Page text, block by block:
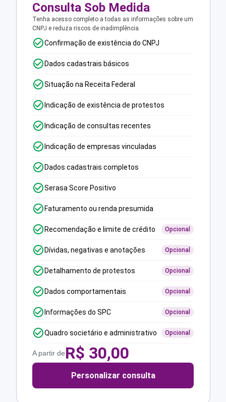
Consulta Sob Medida
Tenha acesso completo a todas as informações sobre um
CNPJ e reduza riscos de inadimplência.
Confirmação de existência do CNPJ
Dados cadastrais básicos
Situação na Receita Federal
Indicação de existência de protestos
Indicação de consultas recentes
Indicação de empresas vinculadas
Dados cadastrais completos
Serasa Score Positivo
Faturamento ou renda presumida
Recomendação e limite de crédito Opcional
Dívidas, negativas e anotações Opcional
Detalhamento de protestos Opcional
Dados comportamentais Opcional
Informações do SPC Opcional
Quadro societário e administrativo Opcional
A partir deR$ 30,00
Personalizar consulta